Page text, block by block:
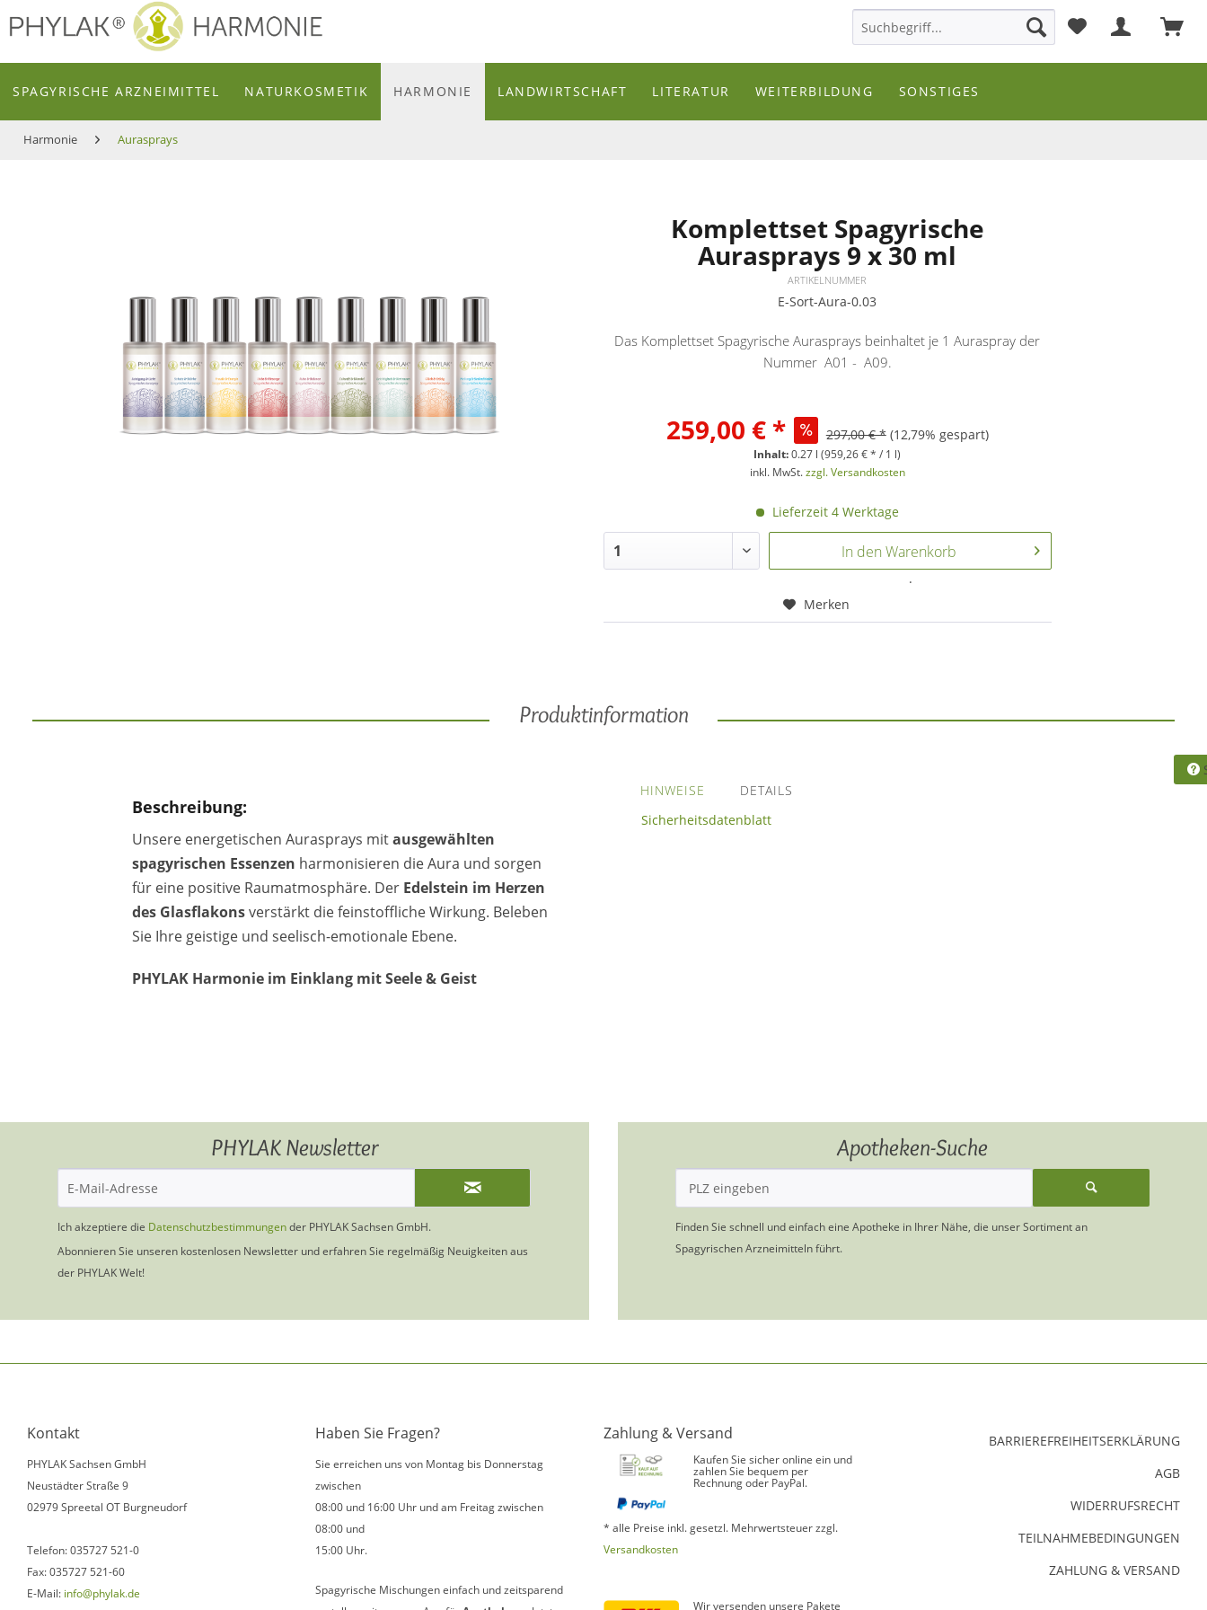
zum Inhalt
SPAGYRISCHE ARZNEIMITTEL NATURKOSMETIK HARMONIE LANDWIRTSCHAFT LITERATUR WEITERBILDUNG SONSTIGES
Harmonie Aurasprays
Komplettset Spagyrische
Aurasprays 9 x 30 ml
ARTIKELNUMMER
E-Sort-Aura-0.03
Das Komplettset Spagyrische Aurasprays beinhaltet je 1 Auraspray der
Nummer A01 - A09.
259,00 € * 297,00 € * (12,79% gespart)
Inhalt:0.27 l (959,26 € * / 1 l)
inkl. MwSt.zzgl. Versandkosten
Lieferzeit 4 Werktage
In den Warenkorb
.
Merken
Produktinformation
Beschreibung:
Unsere energetischen Aurasprays mitausgewählten
spagyrischen Essenzen harmonisieren die Aura und sorgen
für eine positive Raumatmosphäre. Der Edelstein im Herzen
des Glasflakonsverstärkt die feinstoffliche Wirkung. Beleben
Sie Ihre geistige und seelisch-emotionale Ebene.
PHYLAK Harmonie im Einklang mit Seele & Geist
HINWEISE
DETAILS
Sicherheitsdatenblatt
PHYLAK Newsletter
Ich akzeptiere die Datenschutzbestimmungender PHYLAK Sachsen GmbH.
Abonnieren Sie unseren kostenlosen Newsletter und erfahren Sie regelmäßig Neuigkeiten aus
der PHYLAK Welt!
Apotheken-Suche
Finden Sie schnell und einfach eine Apotheke in Ihrer Nähe, die unser Sortiment an
Spagyrischen Arzneimitteln führt.
Kontakt
PHYLAK Sachsen GmbH
Neustädter Straße 9
02979 Spreetal OT Burgneudorf
Telefon: 035727 521-0
Fax: 035727 521-60
E-Mail: info@phylak.de
Haben Sie Fragen?
Sie erreichen uns von Montag bis Donnerstag
zwischen
08:00 und 16:00 Uhr und am Freitag zwischen
08:00 und
15:00 Uhr.
Spagyrische Mischungen einfach und zeitsparend
Zahlung & Versand
Kaufen Sie sicher online ein und
zahlen Sie bequem per
Rechnung oder PayPal.
* alle Preise inkl. gesetzl. Mehrwertsteuer zzgl.
Versandkosten
Wir versenden unsere Pakete
BARRIEREFREIHEITSERKLÄRUNG
AGB
WIDERRUFSRECHT
TEILNAHMEBEDINGUNGEN
ZAHLUNG & VERSAND